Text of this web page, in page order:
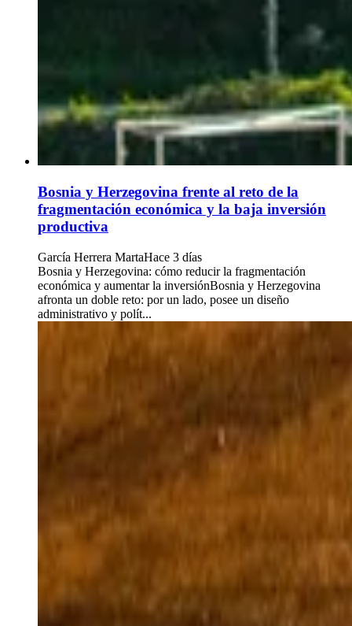
Bosnia y Herzegovina frente al reto de la
fragmentación económica y la baja inversión
productiva
García Herrera MartaHace 3 días
Bosnia y Herzegovina: cómo reducir la fragmentación
económica y aumentar la inversiónBosnia y Herzegovina
afronta un doble reto: por un lado, posee un diseño
administrativo y polít...